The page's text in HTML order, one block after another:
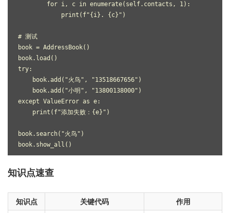
        for i, c in enumerate(self.contacts, 1):
            print(f"{i}. {c}")
# 测试
book = AddressBook()
book.load()
try:
    book.add("火鸟", "13518667656")
    book.add("小明", "13800138000")
except ValueError as e:
    print(f"添加失败：{e}")
book.search("火鸟")
book.show_all()
知识点速查
知识点 关键代码
作用